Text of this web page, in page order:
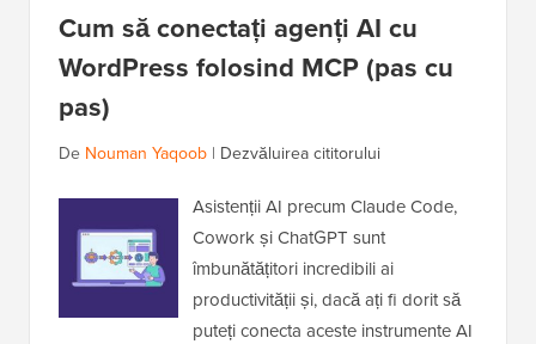
Cum să conectați agenți AI cu
WordPress folosind MCP (pas cu
pas)
De Nouman Yaqoob | Dezvăluirea cititorului
Asistenții AI precum Claude Code,
Cowork și ChatGPT sunt
îmbunătățitori incredibili ai
productivității și, dacă ați fi dorit să
puteți conecta aceste instrumente AI